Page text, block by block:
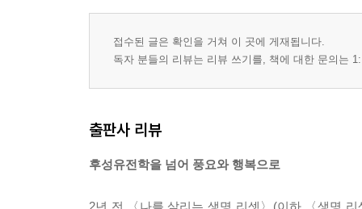
암에 좋은 호흡은 따로 있다
생각과 생활방식과 습관을 바꾸자 일어나는 일
3 보디 리셋 실천법
접수된 글은 확인을 거쳐 이 곳에 게재됩니다.
독자 분들의 리뷰는 리뷰 쓰기를, 책에 대한 문의는
출판사 리뷰
후성유전학을 넘어 풍요와 행복으로
2년 전 〈나를 살리는 생명 리셋〉(이하 〈생명